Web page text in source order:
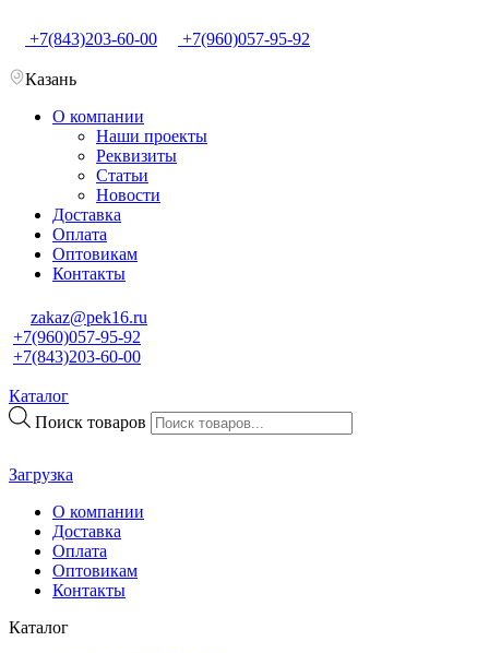
+7(843)203-60-00 +7(960)057-95-92
Казань
О компании
Наши проекты
Реквизиты
Статьи
Новости
Доставка
Оплата
Оптовикам
Контакты
zakaz@pek16.ru
+7(960)057-95-92
+7(843)203-60-00
Каталог
Поиск товаров
Загрузка
О компании
Доставка
Оплата
Оптовикам
Контакты
Каталог